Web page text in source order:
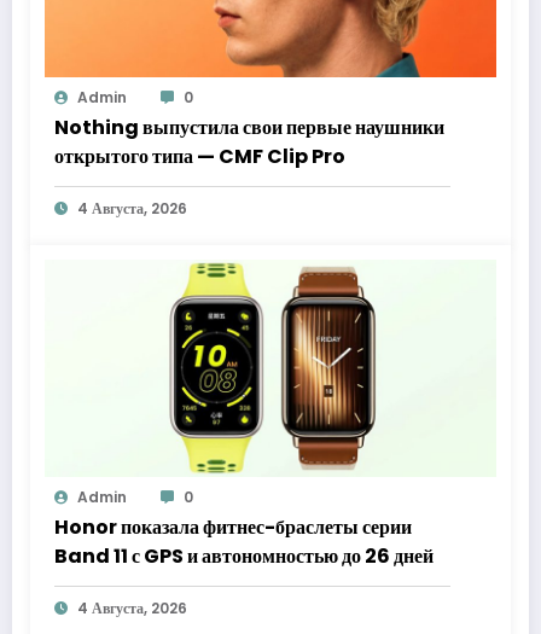
Admin 0
Nothing выпустила свои первые наушники
открытого типа — CMF Clip Pro
4 Августа, 2026
Admin 0
Honor показала фитнес-браслеты серии
Band 11 с GPS и автономностью до 26 дней
4 Августа, 2026